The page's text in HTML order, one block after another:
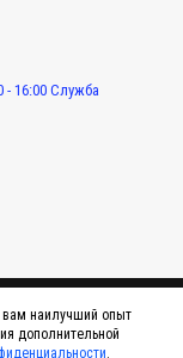
- 16:00 Служба
наилучший опыт
дополнительной
.